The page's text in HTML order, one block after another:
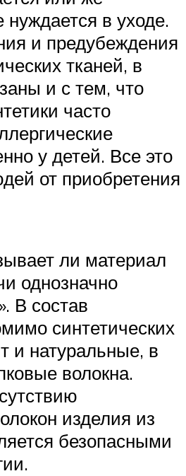
нуждается в уходе.
и предубеждения
тканей, в
и с тем, что
часто
у детей. Все это
от приобретения
ли материал
однозначно
В состав
синтетических
и натуральные, в
волокна.
изделия из
безопасными